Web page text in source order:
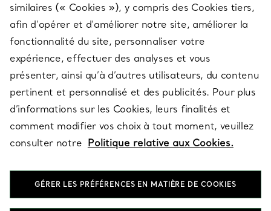
À PROPOS
QUESTIONS LÉGALES
SUIVEZ-NOUS
similaires (« Cookies »), y compris des Cookies tiers,
afin d’opérer et d’améliorer notre site, améliorer la
fonctionnalité du site, personnaliser votre
expérience, effectuer des analyses et vous
présenter, ainsi qu’à d’autres utilisateurs, du contenu
pertinent et personnalisé et des publicités. Pour plus
d’informations sur les Cookies, leurs finalités et
comment modifier vos choix à tout moment, veuillez
consulter notre Politique relative aux Cookies.
GÉRER LES PRÉFÉRENCES EN MATIÈRE DE COOKIES